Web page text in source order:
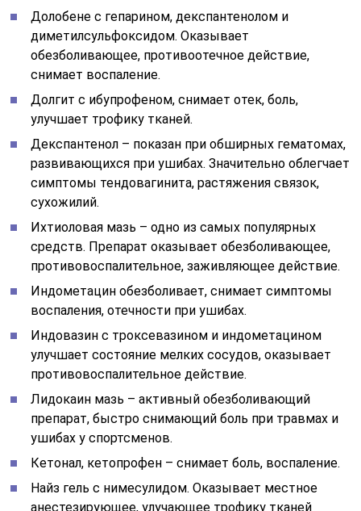
Долобене с гепарином, декспантенолом и
диметилсульфоксидом. Оказывает
обезболивающее, противоотечное действие,
снимает воспаление.
Долгит с ибупрофеном, снимает отек, боль,
улучшает трофику тканей.
Декспантенол – показан при обширных гематомах,
развивающихся при ушибах. Значительно облегчает
симптомы тендовагинита, растяжения связок,
сухожилий.
Ихтиоловая мазь – одно из самых популярных
средств. Препарат оказывает обезболивающее,
противовоспалительное, заживляющее действие.
Индометацин обезболивает, снимает симптомы
воспаления, отечности при ушибах.
Индовазин с троксевазином и индометацином
улучшает состояние мелких сосудов, оказывает
противовоспалительное действие.
Лидокаин мазь – активный обезболивающий
препарат, быстро снимающий боль при травмах и
ушибах у спортсменов.
Кетонал, кетопрофен – снимает боль, воспаление.
Найз гель с нимесулидом. Оказывает местное
анестезирующее, улучающее трофику тканей